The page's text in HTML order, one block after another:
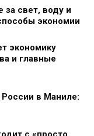
за свет, воду и
экономии
экономику
и главные
в Маниле: